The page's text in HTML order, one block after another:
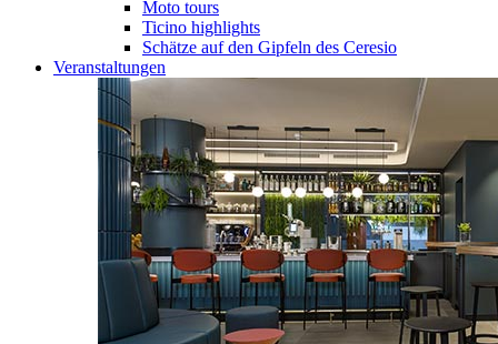
Moto tours
Ticino highlights
Schätze auf den Gipfeln des Ceresio
Veranstaltungen